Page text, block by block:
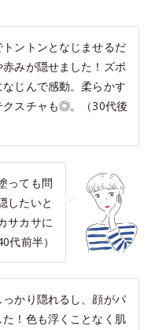
ントンとなじませるだ
みが隠せました！ズボ
じんで感動。柔らかす
クスチャも◎。（30代後
っても問
したいと
サカサに
代前半）
かり隠れるし、顔がパ
！色も浮くことなく肌